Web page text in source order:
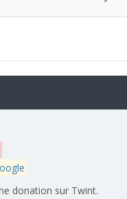
donation sur Twint.